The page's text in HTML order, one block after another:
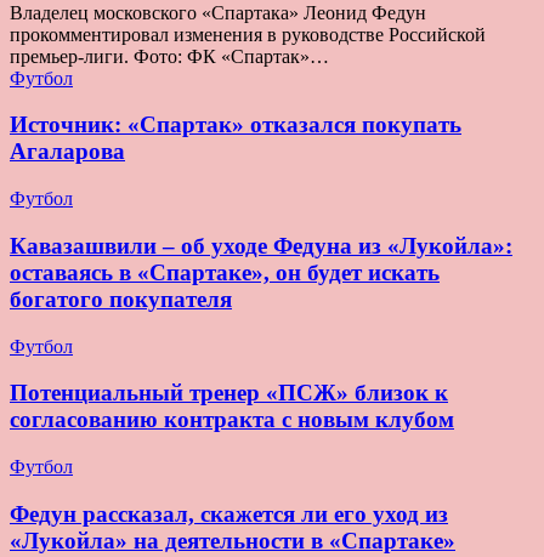
Владелец московского «Спартака» Леонид Федун
прокомментировал изменения в руководстве Российской
премьер-лиги. Фото: ФК «Спартак»…
Футбол
Источник: «Спартак» отказался покупать
Агаларова
Футбол
Кавазашвили – об уходе Федуна из «Лукойла»:
оставаясь в «Спартаке», он будет искать
богатого покупателя
Футбол
Потенциальный тренер «ПСЖ» близок к
согласованию контракта с новым клубом
Футбол
Федун рассказал, скажется ли его уход из
«Лукойла» на деятельности в «Спартаке»